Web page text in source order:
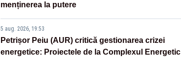
menținerea la putere
5 aug. 2026, 19:53
Petrișor Peiu (AUR) critică gestionarea crizei
energetice: Proiectele de la Complexul Energetic